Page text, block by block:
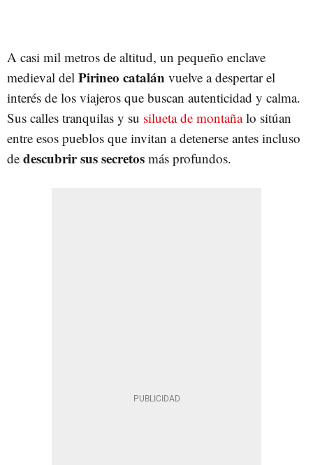
A casi mil metros de altitud, un pequeño enclave
medieval del Pirineo catalán vuelve a despertar el
interés de los viajeros que buscan autenticidad y calma.
Sus calles tranquilas y su silueta de montañalo sitúan
entre esos pueblos que invitan a detenerse antes incluso
de descubrir sus secretos más profundos.